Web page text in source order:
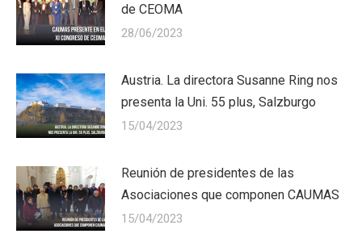
de CEOMA
28/06/2023
Austria. La directora Susanne Ring nos
presenta la Uni. 55 plus, Salzburgo
15/04/2023
Reunión de presidentes de las
Asociaciones que componen CAUMAS
15/04/2023